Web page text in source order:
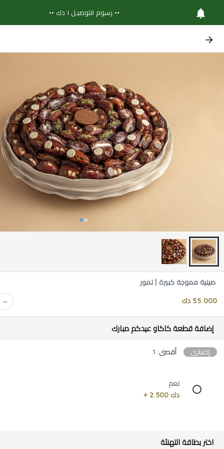
•• رسوم التوصيـل ١ دك ••
صينية مموجة كبيرة | تمور
55.000 دك
إضافة قطعة كاكاو عيدكم مبارك
إختياري أقصى: 1
نعم
دك 2.500 +
اختر بطاقة التهنئة